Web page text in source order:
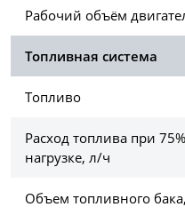
Рабочий объём
Топливная система
Топливо
Расход топлива при 75%
нагрузке, л/ч
Объем топливного